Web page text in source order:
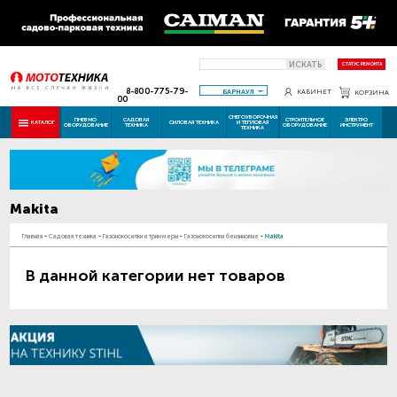
ИСКАТЬ СТАТУС РЕМОНТА
8-800-775-79-
00
БАРНАУЛ КАБИНЕТ КОРЗИНА
КАТАЛОГ ПНЕВМО
ОБОРУДОВАНИЕ
САДОВАЯ
ТЕХНИКА СИЛОВАЯ ТЕХНИКА
СНЕГОУБОРОЧНАЯ
И ТЕПЛОВАЯ
ТЕХНИКА
СТРОИТЕЛЬНОЕ
ОБОРУДОВАНИЕ
ЭЛЕКТРО
ИНСТРУМЕНТ
Makita
Главная - Садовая техника - Газонокосилки и триммеры - Газонокосилки бензиновые - Makita
В данной категории нет товаров